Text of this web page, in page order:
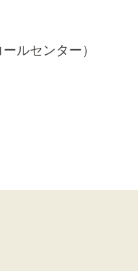
ルセンター）